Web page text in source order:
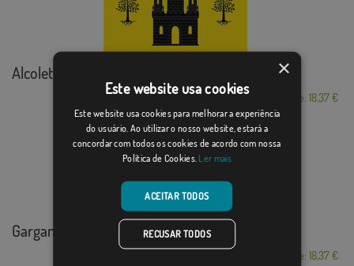
Alcoletge
Desde: 18,37 €
Gargantilla
Desde: 18,37 €
×
Este website usa cookies
Este website usa cookies para melhorar a experiência
do usuário. Ao utilizar o nosso website, estará a
concordar com todos os cookies de acordo com nossa
Política de Cookies. Ler mais
ACEITAR TODOS
RECUSAR TODOS